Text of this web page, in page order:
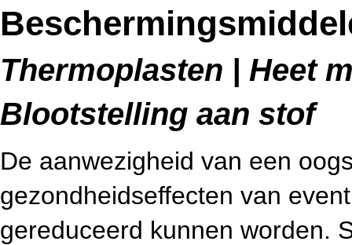
Thermoplasten | Heet
Blootstelling aan stof
De aanwezigheid van een
gezondheidseffecten van
gereduceerd kunnen worden.